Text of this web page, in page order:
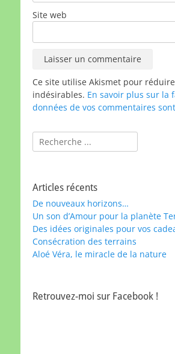
Site web
Ce site utilise Akismet pour
indésirables. En savoir plus sur la
données de vos commentaires
Rechercher :
Articles récents
De nouveaux horizons…
Un son d’Amour pour la planète
Des idées originales pour vos
Consécration des terrains
Aloé Véra, le miracle de la nature
Retrouvez-moi sur Facebook !